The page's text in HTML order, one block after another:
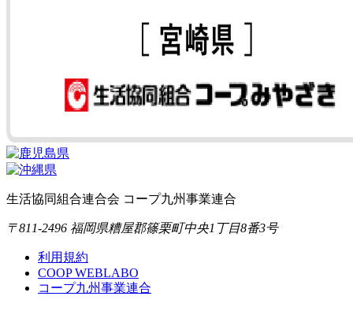
生活協同組合連合会 コープ九州事業連合
〒811-2496 福岡県糟屋郡篠栗町中央1丁目8番3号
利用規約
COOP WEBLABO
コープ九州事業連合